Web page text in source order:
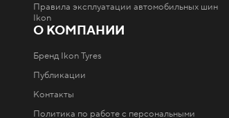
Правила эксплуатации автомобильных шин
Ikon
О КОМПАНИИ
Бренд Ikon Tyres
Публикации
Контакты
Политика по работе с персональными